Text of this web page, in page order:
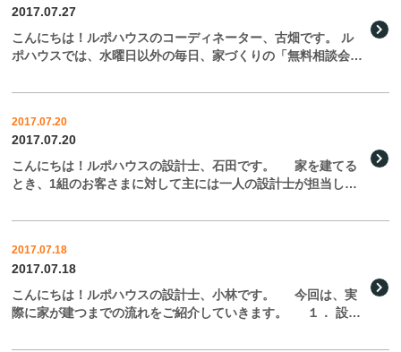
2017.07.27
こんにちは！ルポハウスのコーディネーター、古畑です。 ル
ポハウスでは、水曜日以外の毎日、家づくりの「無料相談会」
度のこと。 家を建てるには、まず何をすればいいの？ど […]
2017.07.20
2017.07.20
こんにちは！ルポハウスの設計士、石田です。 家を建てる
とき、1組のお客さまに対して主には一人の設計士が担当しま
プランを考えています。 お客さまからお聞きする […]
2017.07.18
2017.07.18
こんにちは！ルポハウスの設計士、小林です。 今回は、実
際に家が建つまでの流れをご紹介していきます。 １． 設計
計士にご相談。その後、設計士が提案するプランを […]